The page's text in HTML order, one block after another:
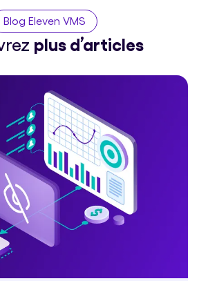
Blog Eleven VMS
plus d’articles